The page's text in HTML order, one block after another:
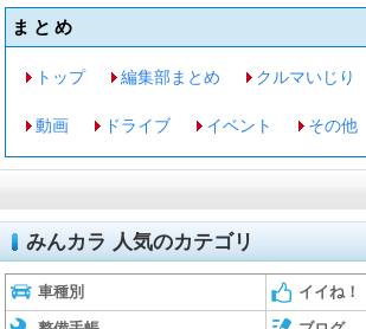
まとめ
トップ 編集部まとめ クルマいじり
動画 ドライブ イベント その他
みんカラ 人気のカテゴリ
車種別 イイね！